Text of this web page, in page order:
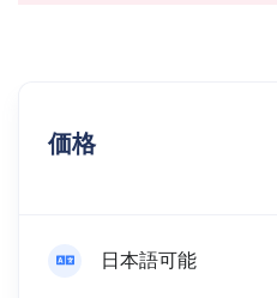
価格
日本語可能